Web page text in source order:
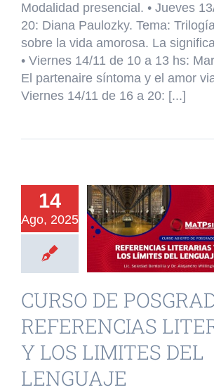
VIDA
Modalidad presencial. •⁠ ⁠Jueves
20: Diana Paulozky. Tema:
sobre la vida amorosa. La
•⁠ ⁠Viernes 14/11 de 10 a 13 hs:
El partenaire síntoma y el amor
⁠Viernes 14/11 de 16 a 20: [...]
14
Ago, 2025
Y
DEL
de Posgrado
CURSO DE
REFERENCIAS
Y LOS LIMITES DEL
LENGUAJE